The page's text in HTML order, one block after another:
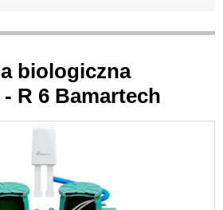
biologiczna
R 6 Bamartech